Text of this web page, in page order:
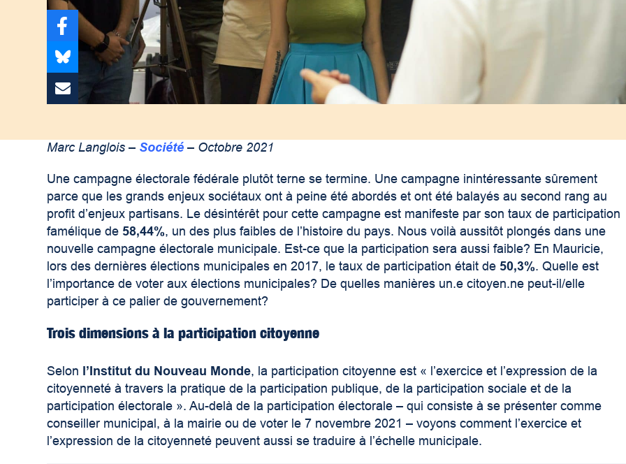
Marc Langlois – Société – Octobre 2021
Une campagne électorale fédérale plutôt terne se termine. Une campagne inintéressante sûrement
parce que les grands enjeux sociétaux ont à peine été abordés et ont été balayés au second rang au
profit d’enjeux partisans. Le désintérêt pour cette campagne est manifeste par son taux de participation
famélique de 58,44%, un des plus faibles de l’histoire du pays. Nous voilà aussitôt plongés dans une
nouvelle campagne électorale municipale. Est-ce que la participation sera aussi faible? En Mauricie,
lors des dernières élections municipales en 2017, le taux de participation était de 50,3%. Quelle est
l’importance de voter aux élections municipales? De quelles manières un.e citoyen.ne peut-il/elle
participer à ce palier de gouvernement?
Trois dimensions à la participation citoyenne
Selon l’Institut du Nouveau Monde, la participation citoyenne est « l’exercice et l’expression de la
citoyenneté à travers la pratique de la participation publique, de la participation sociale et de la
participation électorale ». Au-delà de la participation électorale – qui consiste à se présenter comme
conseiller municipal, à la mairie ou de voter le 7 novembre 2021 – voyons comment l’exercice et
l’expression de la citoyenneté peuvent aussi se traduire à l’échelle municipale.